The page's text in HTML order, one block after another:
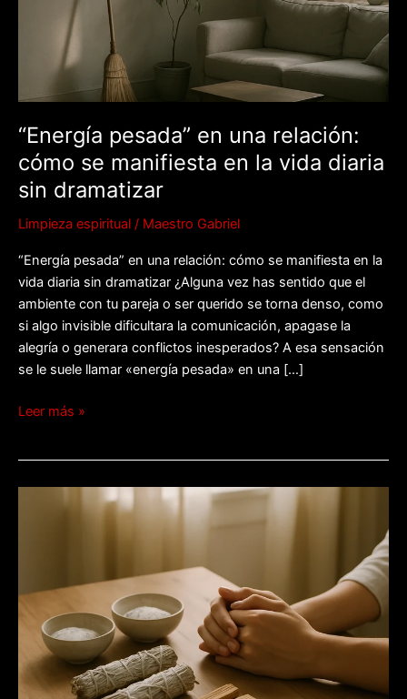
“Energía pesada” en una relación:
cómo se manifiesta en la vida diaria
sin dramatizar
Limpieza espiritual / Maestro Gabriel
“Energía pesada” en una relación: cómo se manifiesta en la
vida diaria sin dramatizar ¿Alguna vez has sentido que el
ambiente con tu pareja o ser querido se torna denso, como
si algo invisible dificultara la comunicación, apagase la
alegría o generara conflictos inesperados? A esa sensación
se le suele llamar «energía pesada» en una […]
manifiesta
la
diaria
sin
dramatizar
Leer más »
protegerte
proteger
el
vínculo